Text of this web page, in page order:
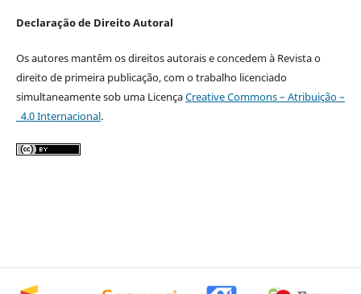
Declaração de Direito Autoral
Os autores mantêm os direitos autorais e concedem à Revista o
direito de primeira publicação, com o trabalho licenciado
simultaneamente sob uma LicençaCreative Commons – Atribuição –
4.0 Internacional.